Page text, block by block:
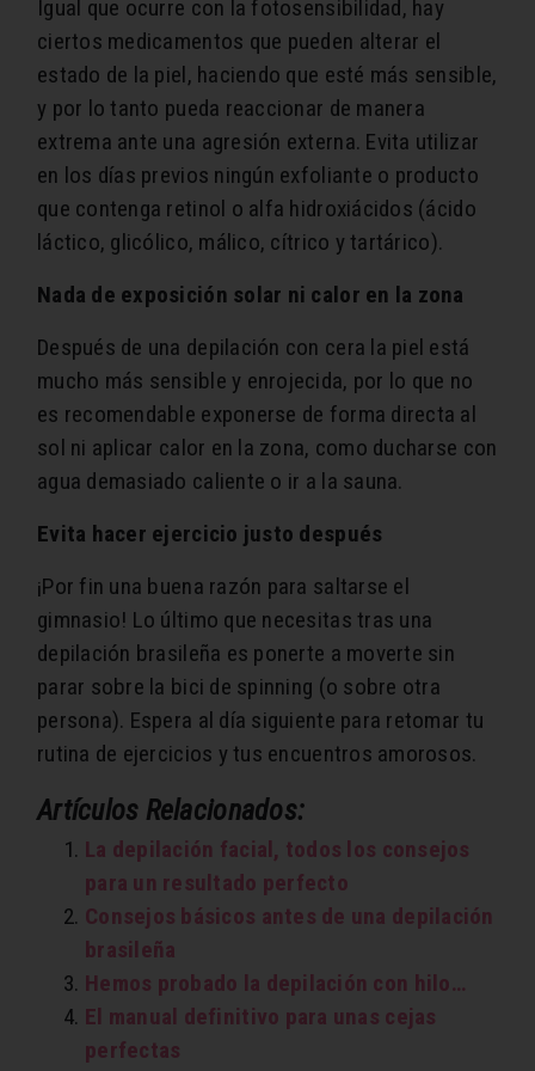
Igual que ocurre con la fotosensibilidad, hay
ciertos medicamentos que pueden alterar el
estado de la piel, haciendo que esté más sensible,
y por lo tanto pueda reaccionar de manera
extrema ante una agresión externa. Evita utilizar
en los días previos ningún exfoliante o producto
que contenga retinol o alfa hidroxiácidos (ácido
láctico, glicólico, málico, cítrico y tartárico).
Nada de exposición solar ni calor en la zona
Después de una depilación con cera la piel está
mucho más sensible y enrojecida, por lo que no
es recomendable exponerse de forma directa al
sol ni aplicar calor en la zona, como ducharse con
agua demasiado caliente o ir a la sauna.
Evita hacer ejercicio justo después
¡Por fin una buena razón para saltarse el
gimnasio! Lo último que necesitas tras una
depilación brasileña es ponerte a moverte sin
parar sobre la bici de spinning (o sobre otra
persona). Espera al día siguiente para retomar tu
rutina de ejercicios y tus encuentros amorosos.
Artículos Relacionados:
La depilación facial, todos los consejos
para un resultado perfecto
Consejos básicos antes de una depilación
brasileña
Hemos probado la depilación con hilo…
El manual definitivo para unas cejas
perfectas